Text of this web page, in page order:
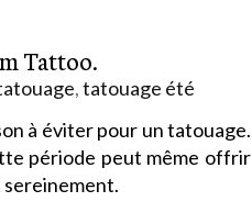
Tattoo.
,tatouage été
à éviter pour un tatouage.
période peut même offrir